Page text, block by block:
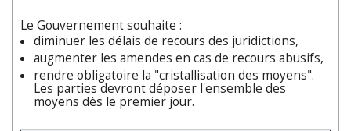
Le Gouvernement souhaite :
diminuer les délais de recours des juridictions,
augmenter les amendes en cas de recours abusifs,
rendre obligatoire la "cristallisation des moyens".
Les parties devront déposer l'ensemble des
moyens dès le premier jour.